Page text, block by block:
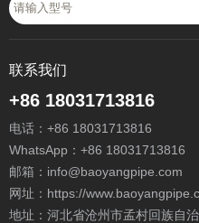
联系我们
+86 18031713816
电话： +86 18031713816
WhatsApp： +86 18031713816
邮箱： info@baoyangpipe.com
网址：https://
地址：河北省沧州市孟村回族自